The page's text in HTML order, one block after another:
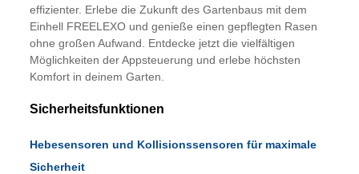
effizienter. Erlebe die Zukunft des Gartenbaus mit dem
Einhell FREELEXO und genieße einen gepflegten Rasen
ohne großen Aufwand. Entdecke jetzt die vielfältigen
Möglichkeiten der Appsteuerung und erlebe höchsten
Komfort in deinem Garten.
Sicherheitsfunktionen
Hebesensoren und Kollisionssensoren für maximale
Sicherheit